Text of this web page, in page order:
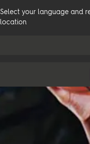
Select your language and
location